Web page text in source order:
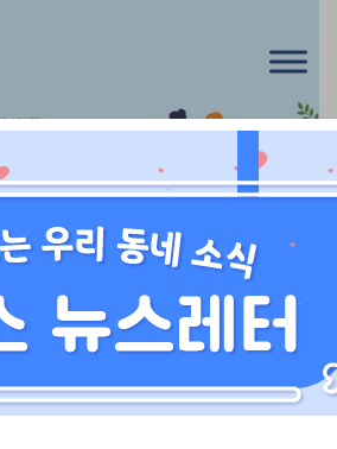
개월), 시기별 준비